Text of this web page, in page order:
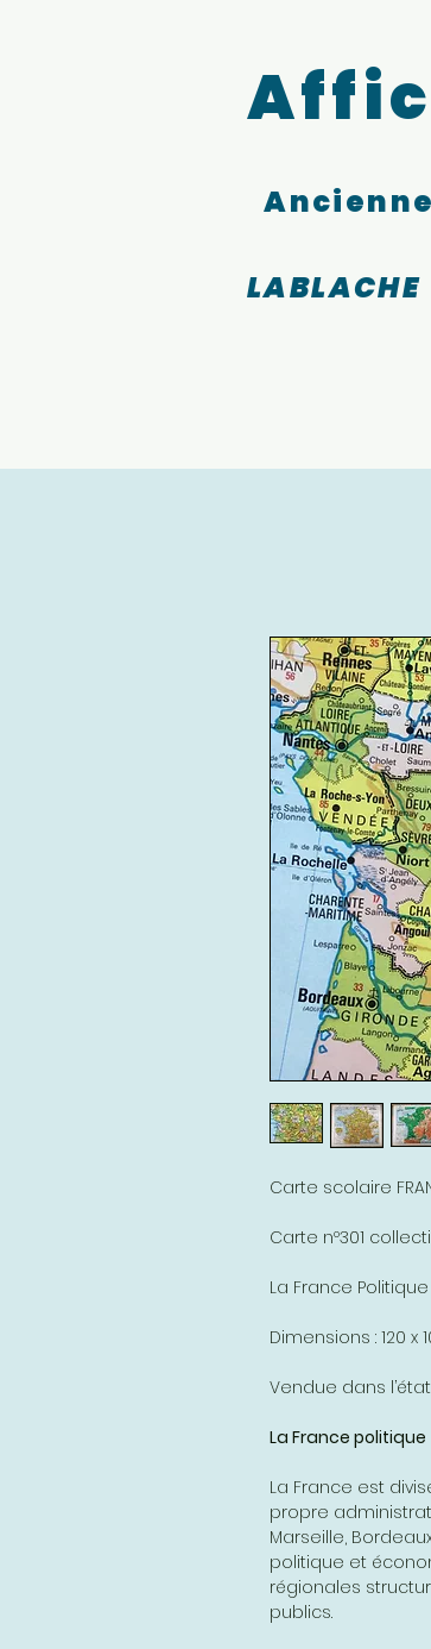
LABLACHE
Carte scolaire
Carte nº301
La France
Dimensions : 120 x
Vendue dans
La France politique
La France est
propre
Marseille,
politique et
régionales
publics.